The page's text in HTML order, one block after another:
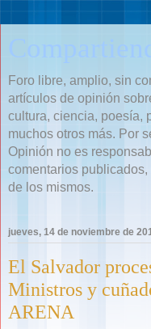
Foro libre, amplio, sin
artículos de opinión
cultura, ciencia, poesía,
muchos otros más. Por
Opinión no es
comentarios
de los mismos.
jueves, 14 de noviembre de
El Salvador
Ministros y
ARENA